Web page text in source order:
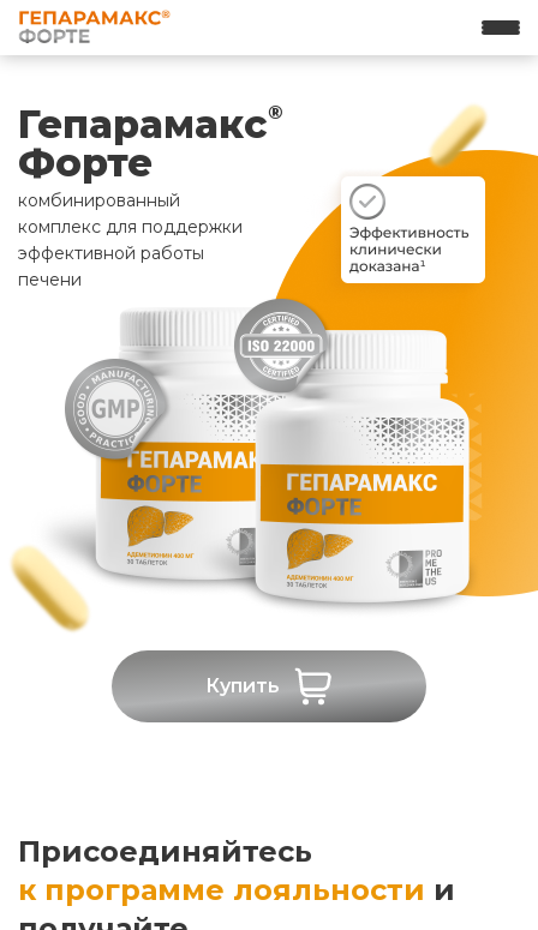
Гепарамакс®
Форте
комбинированный
комплекс для поддержки
эффективной работы
печени
Купить
Присоединяйтесь
к программе лояльности и